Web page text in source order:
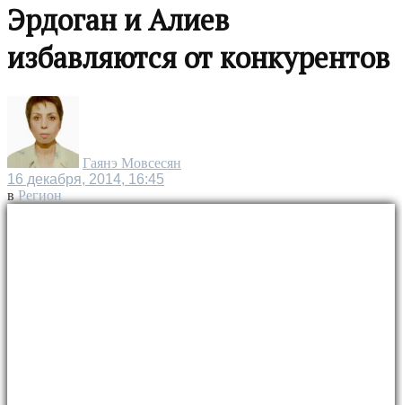
Эрдоган и Алиев
избавляются от конкурентов
Гаянэ Мовсесян
16 декабря, 2014, 16:45
в Регион